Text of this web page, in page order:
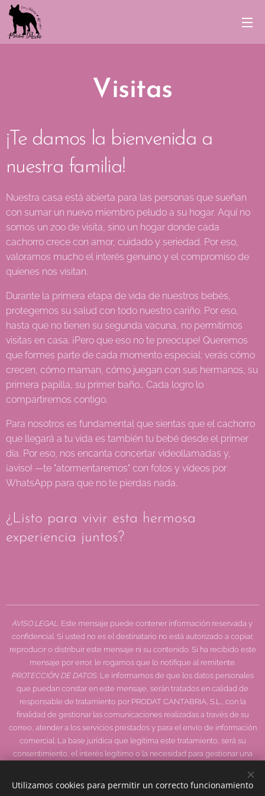
Visitas
¡Te damos la bienvenida a
nuestra familia!
Nuestra casa está abierta para las personas que sueñan
con sumar un nuevo miembro peludo a su hogar. Aquí no
somos un zoo de visita, sino un hogar donde cada
cachorro crece con amor, cuidado y seriedad. Por eso,
valoramos mucho el interés genuino y el compromiso de
quienes nos visitan.
Durante la primera etapa de vida de nuestros bebés,
protegemos su salud con todo nuestro cariño. Por eso,
hasta que no tienen su segunda vacuna, no permitimos
visitas en casa. ¡Pero que eso no te preocupe! Queremos
que formes parte de cada momento especial: verás cómo
crecen, cómo maman, cómo juegan con sus hermanos, su
primera papilla, su primer baño… Cada logro lo
compartiremos contigo.
Para nosotros es fundamental que sientas que el cachorro
que llegará a tu vida es también tu bebé desde el primer
día. Por eso, nos encanta concertar videollamadas y,
¡aviso! —te "atormentaremos" con fotos y vídeos por
WhatsApp para que no te pierdas nada.
¿Listo para vivir esta hermosa
experiencia juntos? 🐾💛
AVISO LEGAL. Este mensaje puede contener información reservada y
confidencial. Si usted no es el destinatario no está autorizado a copiar,
reproducir o distribuir este mensaje ni su contenido. Si ha recibido este
mensaje por error, le rogamos que lo notifique al remitente.
PROTECCIÓN DE DATOS. Le informamos de que los datos personales
que puedan constar en este mensaje, serán tratados en calidad de
responsable de tratamiento por PRODAT CANTABRIA, S.L., con la
finalidad de gestionar las comunicaciones realizadas a través de su
correo, atender a los servicios prestados y para el envío de información
comercial. La base jurídica que legitima este tratamiento, será su
consentimiento, el interés legítimo o la necesidad para gestionar una
derechos de acceso, rectificación, supresión, oposición, limitación al
tratamiento o portabilidad de los datos en cantabria@prodat.es, o a
Utilizamos cookies para permitir un correcto funcionamiento